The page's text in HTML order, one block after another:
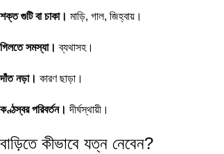
শক্ত গুটি বা চাকা। মাড়ি, গাল, জিহ্বায়।
গিলতে সমস্যা। ব্যথাসহ।
দাঁত নড়া। কারণ ছাড়া।
কণ্ঠস্বর পরিবর্তন। দীর্ঘস্থায়ী।
বাড়িতে কীভাবে যত্ন নেবেন?